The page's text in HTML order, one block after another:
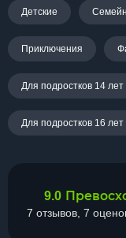
Детские
Приключения
Для подростков 14 лет
Для подростков 16 лет
9.0
7 отзывов, 7